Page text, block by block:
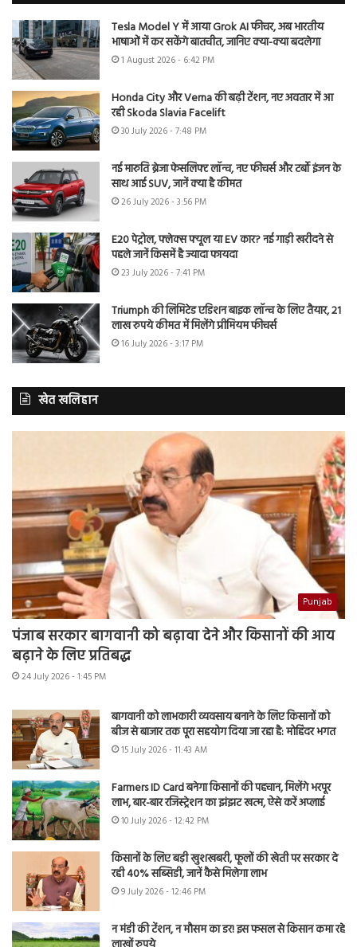
Tesla Model Y में आया Grok AI फीचर, अब भारतीय
भाषाओं में कर सकेंगे बातचीत, जानिए क्या-क्या बदलेगा
1 August 2026 - 6:42 PM
Honda City और Verna की बढ़ी टेंशन, नए अवतार में आ
रही Skoda Slavia Facelift
30 July 2026 - 7:48 PM
नई मारुति ब्रेजा फेसलिफ्ट लॉन्च, नए फीचर्स और टर्बो इंजन के
साथ आई SUV, जानें क्या है कीमत
26 July 2026 - 3:56 PM
E20 पेट्रोल, फ्लेक्स फ्यूल या EV कार? नई गाड़ी खरीदने से
पहले जानें किसमें है ज्यादा फायदा
23 July 2026 - 7:41 PM
Triumph की लिमिटेड एडिशन बाइक लॉन्च के लिए तैयार, 21
लाख रुपये कीमत में मिलेंगे प्रीमियम फीचर्स
16 July 2026 - 3:17 PM
खेत खलिहान
Punjab
पंजाब सरकार बागवानी को बढ़ावा देने और किसानों की आय
बढ़ाने के लिए प्रतिबद्ध
24 July 2026 - 1:45 PM
बागवानी को लाभकारी व्यवसाय बनाने के लिए किसानों को
बीज से बाजार तक पूरा सहयोग दिया जा रहा है: मोहिंदर भगत
15 July 2026 - 11:43 AM
Farmers ID Card बनेगा किसानों की पहचान, मिलेंगे भरपूर
लाभ, बार-बार रजिस्ट्रेशन का झंझट खत्म, ऐसे करें अप्लाई
10 July 2026 - 12:42 PM
किसानों के लिए बड़ी खुशखबरी, फूलों की खेती पर सरकार दे
रही 40% सब्सिडी, जानें कैसे मिलेगा लाभ
9 July 2026 - 12:46 PM
न मंडी की टेंशन, न मौसम का डर! इस फसल से किसान कमा रहे